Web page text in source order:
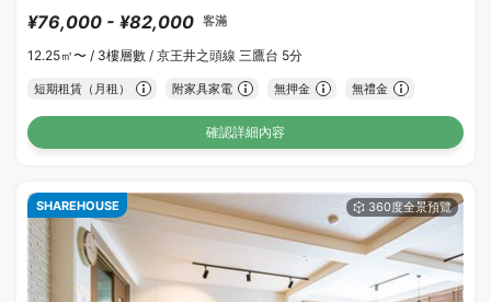
¥76,000 - ¥82,000 客滿
12.25㎡〜 / 3樓層數 / 京王井之頭線 三鷹台 5分
短期租賃（月租） 附家具家電 無押金 無禮金
確認詳細內容
SHAREHOUSE